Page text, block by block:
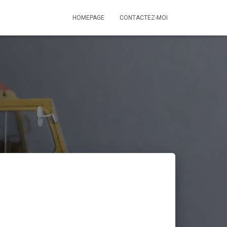
HOMEPAGE CONTACTEZ-MOI